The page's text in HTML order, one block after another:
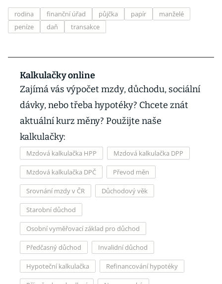
rodina finanční úřad půjčka papír
manželé
peníze
daň transakce
Kalkulačky online
Zajímá vás výpočet mzdy, důchodu, sociální
dávky, nebo třeba hypotéky? Chcete znát
aktuální kurz měny? Použijte naše
kalkulačky:
Mzdová kalkulačka HPP Mzdová kalkulačka DPP
Mzdová kalkulačka DPČ Převod měn
Srovnání mzdy v ČR Důchodový věk
Starobní důchod
Osobní vyměřovací základ pro důchod
Předčasný důchod Invalidní důchod
Hypoteční kalkulačka Refinancování hypotéky